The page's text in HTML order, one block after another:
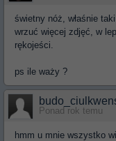
świetny nóż, właśnie
wrzuć więcej zdjęć, w
rękojeści.
ps ile waży ?
Ponad rok temu
hmm u mnie wszystko